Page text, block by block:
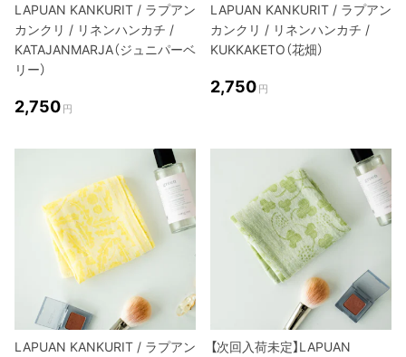
LAPUAN KANKURIT / ラプアン
カンクリ / リネンハンカチ /
KATAJANMARJA（ジュニパーベ
リー）
2,750 円
LAPUAN KANKURIT / ラプアン
カンクリ / リネンハンカチ /
KUKKAKETO（花畑）
2,750 円
LAPUAN KANKURIT / ラプアン
【次回入荷未定】LAPUAN